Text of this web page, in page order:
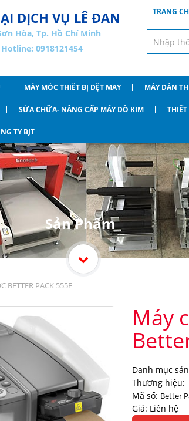
DỊCH VỤ LÊ ĐAN
Hòa, Tp. Hồ Chí Minh
0918121454
TRANG
MÁY MÓC THIẾT BỊ DỆT MAY MÁY DÁN
SỬA CHỮA- NÂNG CẤP MÁY DÒ KIM
TY BJT
BETTER PACK 555E
Sản Phẩm
Máy
Danh mục
Thương hiệu:
Mã số: Better
Giá: Liên hệ